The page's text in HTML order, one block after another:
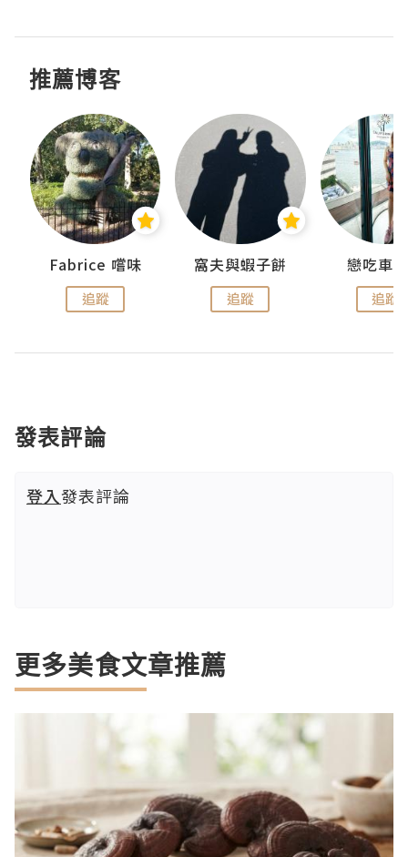
推薦博客
Fabrice 嚐味
追蹤
窩夫與蝦子餅
追蹤
戀吃車
追蹤
發表評論
登入發表評論
更多美食文章推薦